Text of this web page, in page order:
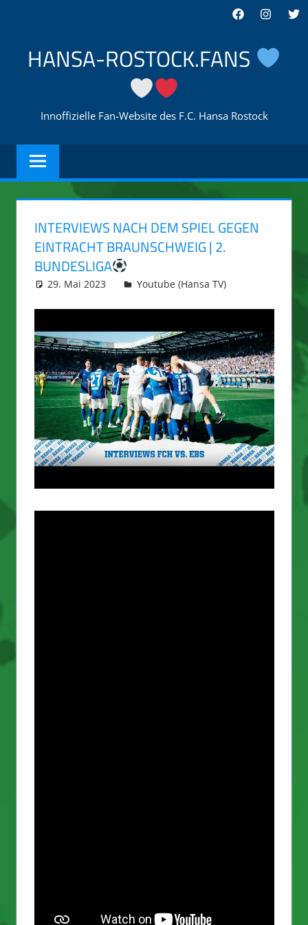
springen
Facebook
HANSA-ROSTOCK.FANS
Innoffizielle Fan-Website des F.C. Hansa Rostock
INTERVIEWS NACH DEM SPIEL GEGEN
EINTRACHT BRAUNSCHWEIG | 2.
BUNDESLIGA
29. Mai 2023 integromat
Youtube (Hansa TV)